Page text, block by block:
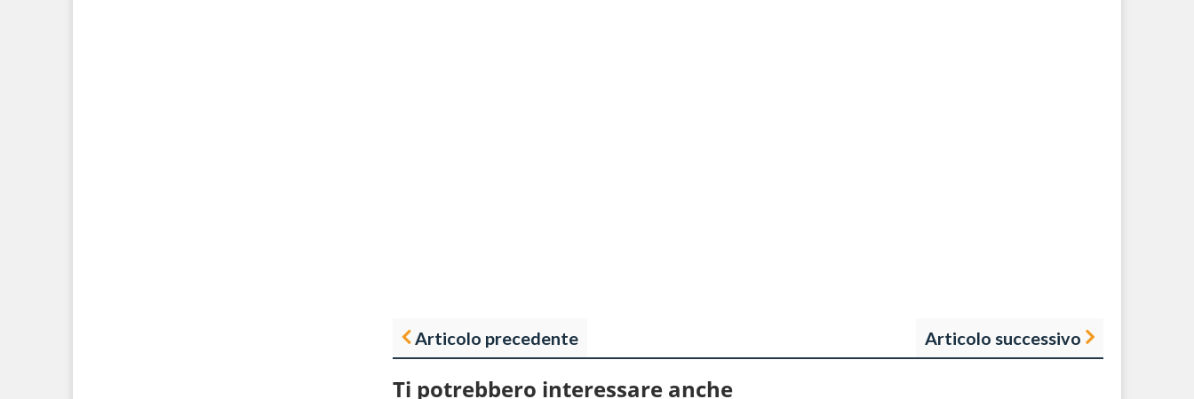
Articolo precedente Articolo successivo
Ti potrebbero interessare anche